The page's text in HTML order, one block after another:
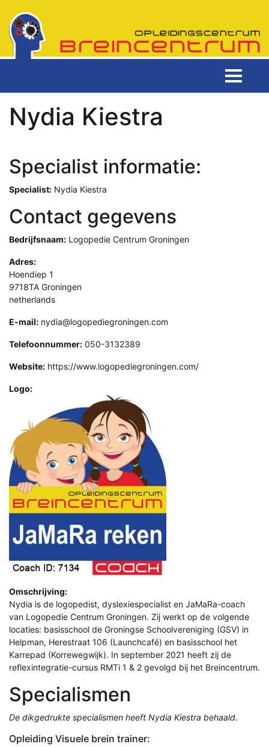
Nydia Kiestra
Specialist informatie:
Specialist: Nydia Kiestra
Contact gegevens
Bedrijfsnaam: Logopedie Centrum Groningen
Adres:
Hoendiep 1
9718TA Groningen
netherlands
E-mail: nydia@logopediegroningen.com
Telefoonnummer: 050-3132389
Website: https://www.logopediegroningen.com/
Logo:
Omschrijving:
Nydia is de logopedist, dyslexiespecialist en JaMaRa-coach
van Logopedie Centrum Groningen. Zij werkt op de volgende
locaties: basisschool de Groningse Schoolvereniging (GSV) in
Helpman, Herestraat 106 (Launchcafé) en basisschool het
Karrepad (Korrewegwijk). In september 2021 heeft zij de
reflexintegratie-cursus RMTi 1 & 2 gevolgd bij het Breincentrum.
Specialismen
De dikgedrukte specialismen heeft Nydia Kiestra behaald.
Opleiding Visuele brein trainer: